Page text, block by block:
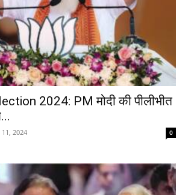
2024: PM मोदी की पीलीभीत
2024 0